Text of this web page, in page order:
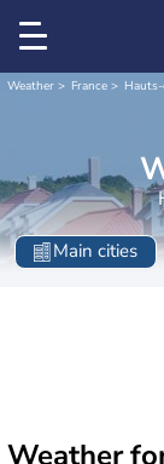
Weather France
Main cities
Weather